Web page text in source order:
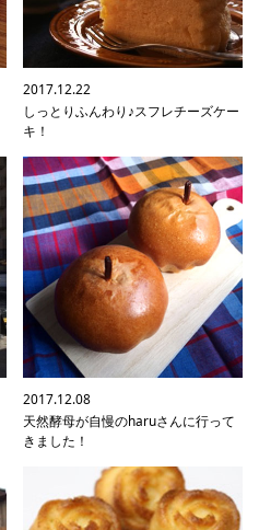
2017.12.22
しっとりふんわり♪スフレチーズケー
キ！
2017.12.08
天然酵母が自慢のharuさんに行って
きました！